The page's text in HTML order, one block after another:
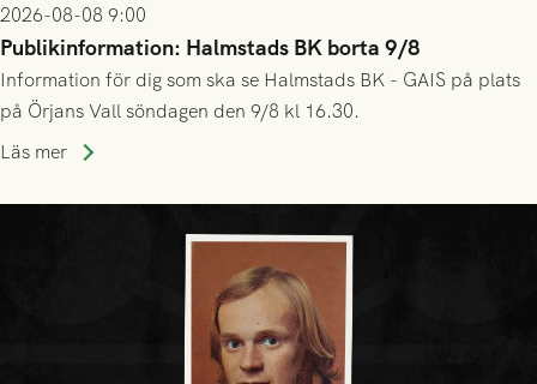
2026-08-08 9:00
Publikinformation: Halmstads BK borta 9/8
Information för dig som ska se Halmstads BK - GAIS på plats
på Örjans Vall söndagen den 9/8 kl 16.30.
Läs mer